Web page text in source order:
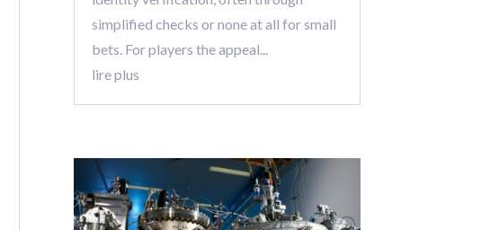
simplified checks or none at all for small
bets. For players the appeal...
lire plus